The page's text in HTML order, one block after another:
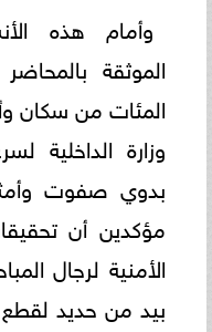
وأمام هذه
الموثقة
المئات من سكان
وزارة الداخلية
بدوي صفوت
مؤكدين أن
الأمنية لرجال
بيد من حديد لقطع